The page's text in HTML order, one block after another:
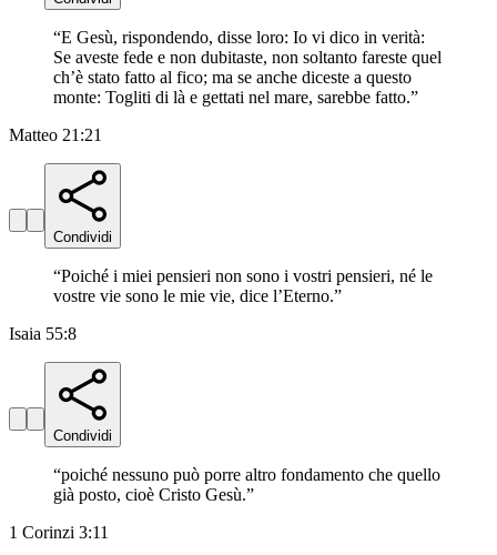
“E Gesù, rispondendo, disse loro: Io vi dico in verità:
Se aveste fede e non dubitaste, non soltanto fareste quel
ch’è stato fatto al fico; ma se anche diceste a questo
monte: Togliti di là e gettati nel mare, sarebbe fatto.”
Matteo 21:21
Condividi
“Poiché i miei pensieri non sono i vostri pensieri, né le
vostre vie sono le mie vie, dice l’Eterno.”
Isaia 55:8
Condividi
“poiché nessuno può porre altro fondamento che quello
già posto, cioè Cristo Gesù.”
1 Corinzi 3:11